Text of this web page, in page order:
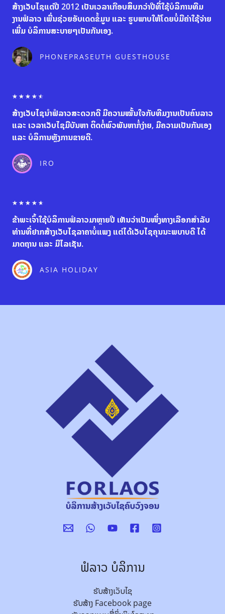
t
e
4
u
ສ້າງເວັບໄຊແຕ່ປີ 2012 ເປັນເວລາເກືອບສິບກວ່າປີທີ່ໃຊ້ບໍລິການທີມ
ງານຟໍລາວ ເພີ່ນຊ່ວຍອັບເດດຂໍ້ມູນ ແລະ ຮູບພາບໃຫ້ໂດຍບໍ່ມີຄ່າໃຊ້ຈ່າຍ
ເພີ່ມ ບໍລິການສະບາຍໆເປັນກັນເອງ.
PHONEPRASEUTH GUESTHOUSE
☆ ☆ ☆ ☆ ☆
t
e
4
5
o
ສ້າງເວັບໄຊນຳຟໍລາວສະດວກດີ ມີຄວາມໝັ້ນໃຈກັບທີມງານເປັນຄົນລາວ
ແລະ ເວລາເວັບໄຊມີບັນຫາ ຕິດຕໍ່ພົວພັນຫາກໍ່ງ່າຍ, ມີຄວາມເປັນກັນເອງ
ແລະ ບໍລິການຫຼັງການຂາຍດີ.
IRO
☆ ☆ ☆ ☆ ☆
t
e
4
6
o
ຂ້າພະເຈົ້າໃຊ້ບໍລິການຟໍລາວມາຫຼາຍປີ ເຫັນວ່າເປັນໜຶ່ງທາງເລືອກສຳລັບ
ທ່ານທີ່ຢາກສ້າງເວັບໄຊລາຄາບໍ່ແພງ ແຕ່ໄດ້ເວັບໄຊຄຸນນະພບາບດີ ໄດ້
ມາດຖານ ແລະ ມີໄລເຊັນ.
ASIA HOLIDAY
ຟໍລາວ ບໍລິການ
ຮັບສ້າງເວັບໄຊ
ຮັບສ້າງ Facebook page